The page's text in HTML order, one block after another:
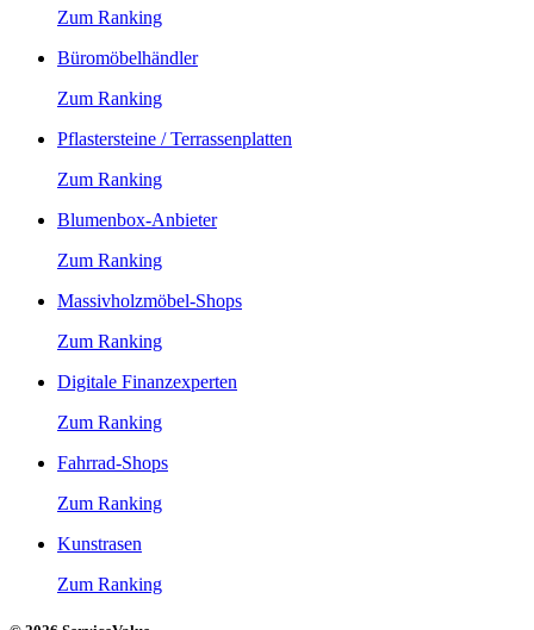
Zum Ranking
Büromöbelhändler
Zum Ranking
Pflastersteine / Terrassenplatten
Zum Ranking
Blumenbox-Anbieter
Zum Ranking
Massivholzmöbel-Shops
Zum Ranking
Digitale Finanzexperten
Zum Ranking
Fahrrad-Shops
Zum Ranking
Kunstrasen
Zum Ranking